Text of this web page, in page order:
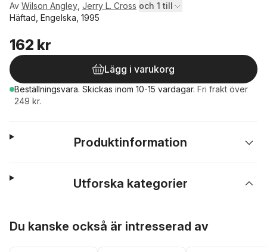
Av Wilson Angley Jerry L. Cross och 1 till
Häftad, Engelska, 1995
162 kr
Lägg i varukorg
Beställningsvara. Skickas inom 10-15 vardagar. Fri frakt över
249 kr.
Produktinformation
Utforska kategorier
Du kanske också är intresserad av